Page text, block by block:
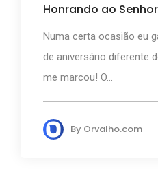
Honrando ao
Numa certa ocasião eu
de aniversário diferente
me marcou! O...
By Orvalho.com